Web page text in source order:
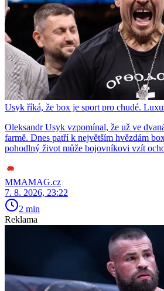
Usyk říká, že box je sport pro chudé.
Oleksandr Usyk vzpomínal, že už ve
farmě. Dnes patří k největším hvězdám
pohodlný život může bojovníkovi vzít
MMAMAG.cz
7. 8. 2026, 23:22
2 min
Reklama